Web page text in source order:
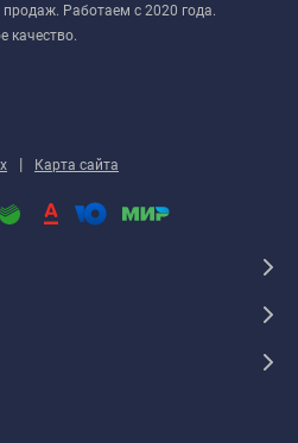
Работаем с 2020 года.
качество.
| Карта сайта